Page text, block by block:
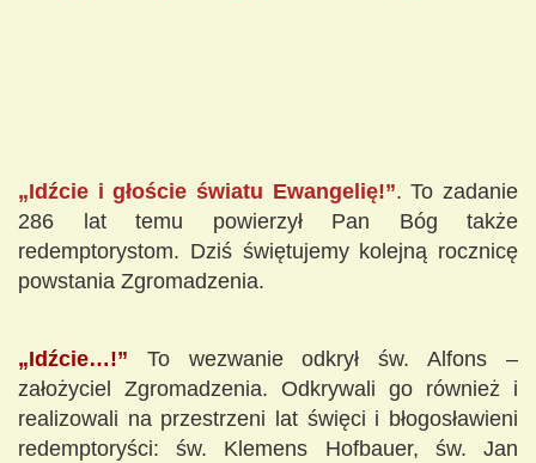
„Idźcie i głoście światu Ewangelię!”. To zadanie
286 lat temu powierzył Pan Bóg także
redemptorystom. Dziś świętujemy kolejną rocznicę
powstania Zgromadzenia.
„Idźcie…!” To wezwanie odkrył św. Alfons –
założyciel Zgromadzenia. Odkrywali go również i
realizowali na przestrzeni lat święci i błogosławieni
redemptoryści: św. Klemens Hofbauer, św. Jan